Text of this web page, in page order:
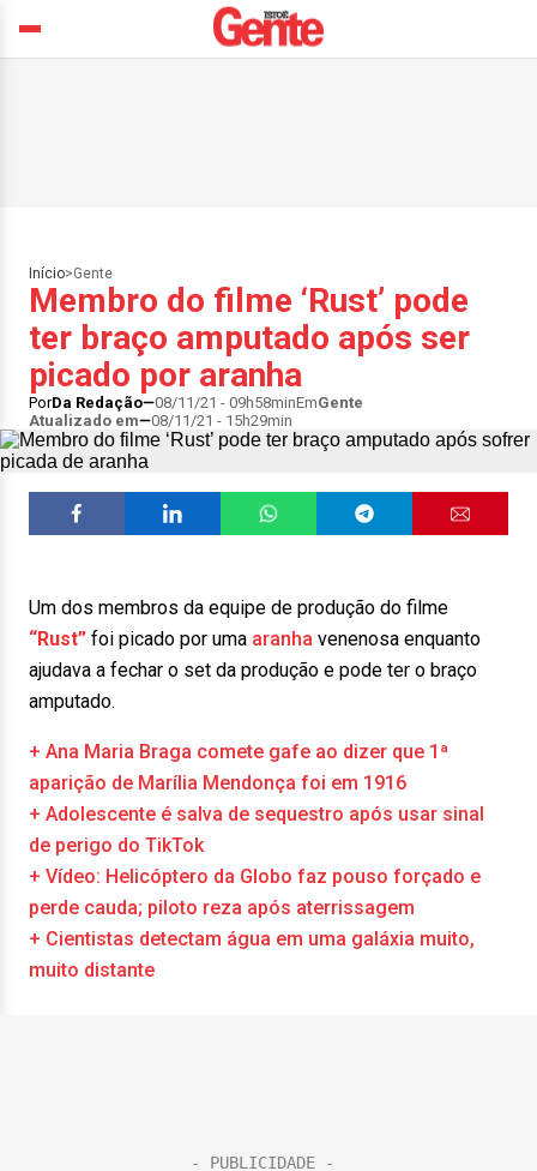
Início>Gente
Membro do filme ‘Rust’ pode
ter braço amputado após ser
picado por aranha
PorDa Redação 08/11/21 - 09h58minEmGente
Atualizado em
08/11/21 - 15h29min
Um dos membros da equipe de produção do filme
“Rust” foi picado por uma aranha venenosa enquanto
ajudava a fechar o set da produção e pode ter o braço
amputado.
+ Ana Maria Braga comete gafe ao dizer que 1ª
aparição de Marília Mendonça foi em 1916
+ Adolescente é salva de sequestro após usar sinal
de perigo do TikTok
+ Vídeo: Helicóptero da Globo faz pouso forçado e
perde cauda; piloto reza após aterrissagem
+ Cientistas detectam água em uma galáxia muito,
muito distante